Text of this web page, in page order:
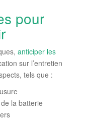
pour
anticiper les
sur l’entretien
tels que :
la batterie